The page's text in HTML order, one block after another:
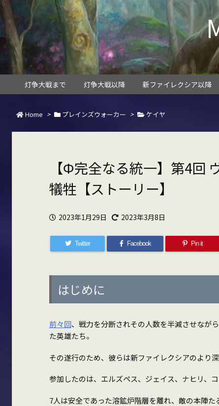
灯争大戦まで 灯争大戦以降 新ファイレクシア以降
Home > プレインズウォーカー > ケイヤ
【Φ完全なる統一】第4回
犠牲【ストーリー】
2023年1月29日 2023年3月8日
Twitter Facebook Pin it
はじめに
前々回、戦力を分断されその人数を半減させなが
た英雄たち。
その遂行のため、彼らは新ファイレクシアのより
参加したのは、エルズペス、ジェイス、ナヒリ、
7人は安全であった溶鉱炉階層を離れ、敵の本陣た